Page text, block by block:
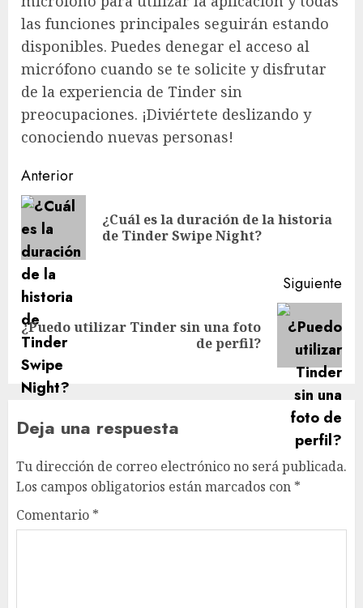
las funciones principales seguirán estando
disponibles. Puedes denegar el acceso al
micrófono cuando se te solicite y disfrutar
de la experiencia de Tinder sin
preocupaciones. ¡Diviértete deslizando y
conociendo nuevas personas!
Navegación
de
entradas
Anterior
¿Cuál es la duración de la historia
de Tinder Swipe Night?
Siguiente
Siguiente
entrada:
¿Puedo utilizar Tinder sin una foto
de perfil?
Deja una respuesta
Tu dirección de correo electrónico no será publicada.
Los campos obligatorios están marcados con *
Comentario *